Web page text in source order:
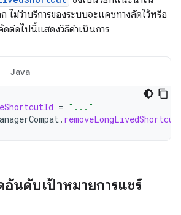
ไม่ว่าบริการของระบบจะแคชทางลัดไว้หรือ
ดต่อไปนี้แสดงวิธีดำเนินการ
Java
= "..."
.
นดับเป้าหมายการแชร์